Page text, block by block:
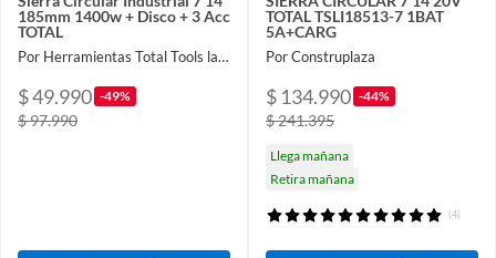
185mm 1400w + Disco + 3 Acc
TOTAL
Por Herramientas Total Tools la Nueva
$ 49.990 -49%
$ 97.990
TOTAL TSLI18513-7 1BAT
5A+CARG
Por Construplaza
$ 134.990 -44%
$ 241.395
Llega mañana
Retira mañana
(4)